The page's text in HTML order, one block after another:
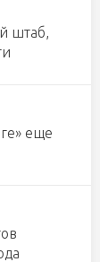
штаб,
еще